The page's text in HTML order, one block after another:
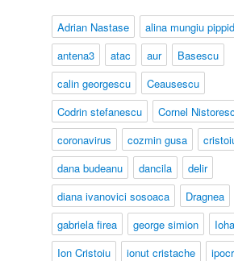
Adrian Nastase
alina mungiu
antena3
atac aur
Basescu
calin georgescu
Ceausescu
Codrin stefanescu
Cornel
coronavirus
cozmin gusa
dana budeanu
dancila
delir
diana ivanovici sosoaca
Dragnea
gabriela firea
george simion
Ion Cristoiu
ionut cristache